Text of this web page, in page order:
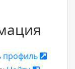
профиль